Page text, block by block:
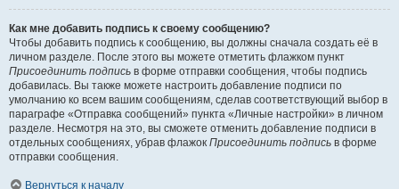
Как мне добавить подпись к своему сообщению?
Чтобы добавить подпись к сообщению, вы должны сначала создать её в
личном разделе. После этого вы можете отметить флажком пункт
Присоединить подпись в форме отправки сообщения, чтобы подпись
добавилась. Вы также можете настроить добавление подписи по
умолчанию ко всем вашим сообщениям, сделав соответствующий выбор в
параграфе «Отправка сообщений» пункта «Личные настройки» в личном
разделе. Несмотря на это, вы сможете отменить добавление подписи в
отдельных сообщениях, убрав флажок Присоединить подпись в форме
отправки сообщения.
Вернуться к началу